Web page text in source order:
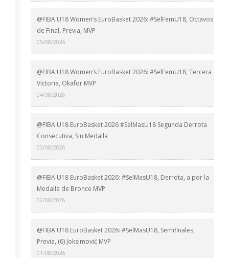
@FIBA U18 Women’s EuroBasket 2026: #SelFemU18, Octavos
de Final, Previa, MVP
05/08/2026
@FIBA U18 Women’s EuroBasket 2026: #SelFemU18, Tercera
Victoria, Okafor MVP
04/08/2026
@FIBA U18 EuroBasket 2026 #SelMasU18 Segunda Derrota
Consecutiva, Sin Medalla
03/08/2026
@FIBA U18 EuroBasket 2026: #SelMasU18, Derrota, a por la
Medalla de Bronce MVP
02/08/2026
@FIBA U18 EuroBasket 2026: #SelMasU18, Semifinales,
Previa, (6) Joksimović MVP
01/08/2026